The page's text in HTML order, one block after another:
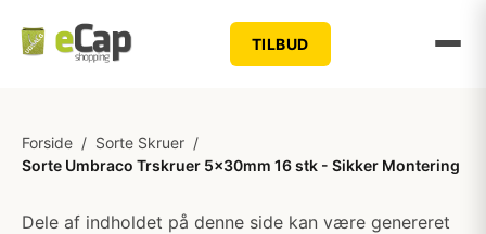
TILBUD
Forside / Sorte Skruer /
Sorte Umbraco Trskruer 5x30mm 16 stk - Sikker Montering
Dele af indholdet på denne side kan være genereret